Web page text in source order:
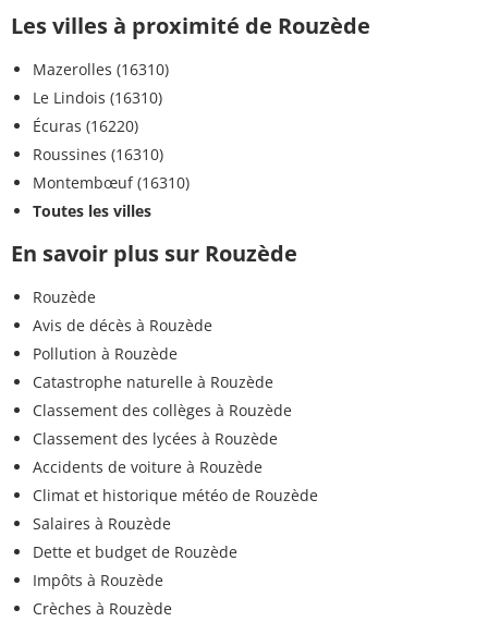
Les villes à proximité de Rouzède
Mazerolles (16310)
Le Lindois (16310)
Écuras (16220)
Roussines (16310)
Montembœuf (16310)
Toutes les villes
En savoir plus sur Rouzède
Rouzède
Avis de décès à Rouzède
Pollution à Rouzède
Catastrophe naturelle à Rouzède
Classement des collèges à Rouzède
Classement des lycées à Rouzède
Accidents de voiture à Rouzède
Climat et historique météo de Rouzède
Salaires à Rouzède
Dette et budget de Rouzède
Impôts à Rouzède
Crèches à Rouzède